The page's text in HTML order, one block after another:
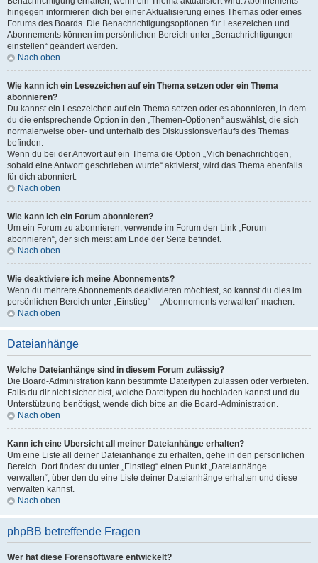
hingegen informieren dich bei einer Aktualisierung eines Themas oder eines
Forums des Boards. Die Benachrichtigungsoptionen für Lesezeichen und
Abonnements können im persönlichen Bereich unter „Benachrichtigungen
einstellen“ geändert werden.
Nach oben
Wie kann ich ein Lesezeichen auf ein Thema setzen oder ein Thema
abonnieren?
Du kannst ein Lesezeichen auf ein Thema setzen oder es abonnieren, in dem
du die entsprechende Option in den „Themen-Optionen“ auswählst, die sich
normalerweise ober- und unterhalb des Diskussionsverlaufs des Themas
befinden.
Wenn du bei der Antwort auf ein Thema die Option „Mich benachrichtigen,
sobald eine Antwort geschrieben wurde“ aktivierst, wird das Thema ebenfalls
für dich abonniert.
Nach oben
Wie kann ich ein Forum abonnieren?
Um ein Forum zu abonnieren, verwende im Forum den Link „Forum
abonnieren“, der sich meist am Ende der Seite befindet.
Nach oben
Wie deaktiviere ich meine Abonnements?
Wenn du mehrere Abonnements deaktivieren möchtest, so kannst du dies im
persönlichen Bereich unter „Einstieg“ – „Abonnements verwalten“ machen.
Nach oben
Dateianhänge
Welche Dateianhänge sind in diesem Forum zulässig?
Die Board-Administration kann bestimmte Dateitypen zulassen oder verbieten.
Falls du dir nicht sicher bist, welche Dateitypen du hochladen kannst und du
Unterstützung benötigst, wende dich bitte an die Board-Administration.
Nach oben
Kann ich eine Übersicht all meiner Dateianhänge erhalten?
Um eine Liste all deiner Dateianhänge zu erhalten, gehe in den persönlichen
Bereich. Dort findest du unter „Einstieg“ einen Punkt „Dateianhänge
verwalten“, über den du eine Liste deiner Dateianhänge erhalten und diese
verwalten kannst.
Nach oben
phpBB betreffende Fragen
Wer hat diese Forensoftware entwickelt?